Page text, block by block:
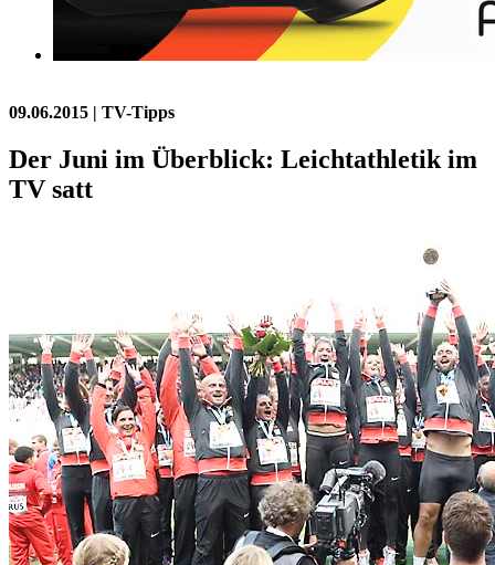
09.06.2015 | TV-Tipps
Der Juni im Überblick: Leichtathletik im
TV satt